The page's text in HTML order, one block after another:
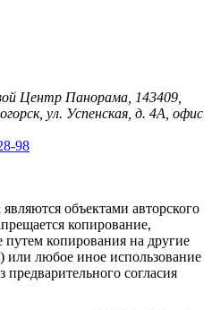
Центр Панорама, 143409,
ул. Успенская, д. 4А, офис
98
объектами авторского
копирование,
путем копирования на другие
или любое иное использование
согласия